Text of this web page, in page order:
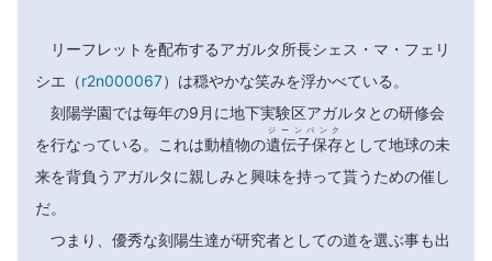
リーフレットを配布するアガルタ所長シェス・マ・フェリ
シエ（r2n000067）は穏やかな笑みを浮かべている。
刻陽学園では毎年の9月に地下実験区アガルタとの研修会
を行なっている。これは動植物の遺伝子保存
ジーンバンク
として地球の未
来を背負うアガルタに親しみと興味を持って貰うための催し
だ。
つまり、優秀な刻陽生達が研究者としての道を選ぶ事も出